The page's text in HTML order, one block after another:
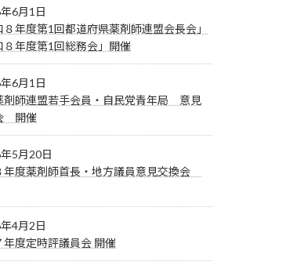
6月1日
８年度第1回都道府県薬剤師連盟会長会」
８年度第1回総務会」開催
6月1日
剤師連盟若手会員・自民党青年局 意見
開催
5月20日
年度薬剤師首長・地方議員意見交換会
4月2日
年度定時評議員会 開催